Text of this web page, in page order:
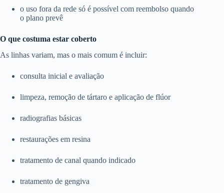
o uso fora da rede só é possível com reembolso quando
o plano prevê
O que costuma estar coberto
As linhas variam, mas o mais comum é incluir:
consulta inicial e avaliação
limpeza, remoção de tártaro e aplicação de flúor
radiografias básicas
restaurações em resina
tratamento de canal quando indicado
tratamento de gengiva